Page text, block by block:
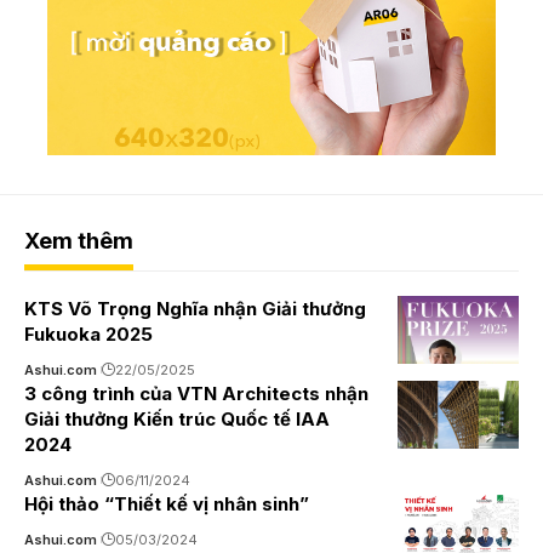
Xem thêm
KTS Võ Trọng Nghĩa nhận Giải thưởng
Fukuoka 2025
Ashui.com 22/05/2025
3 công trình của VTN Architects nhận
Giải thưởng Kiến trúc Quốc tế IAA
2024
Ashui.com 06/11/2024
Hội thảo “Thiết kế vị nhân sinh”
Ashui.com 05/03/2024